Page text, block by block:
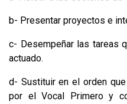
b- Presentar proyectos e
c- Desempeñar las tareas
actuado.
d- Sustituir en el orden
por el Vocal Primero y